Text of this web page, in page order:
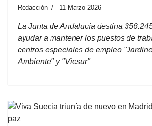
Redacción 11 Marzo 2026
La Junta de Andalucía destina
ayudar a mantener los puestos de
centros especiales de empleo
Ambiente" y "Viesur"